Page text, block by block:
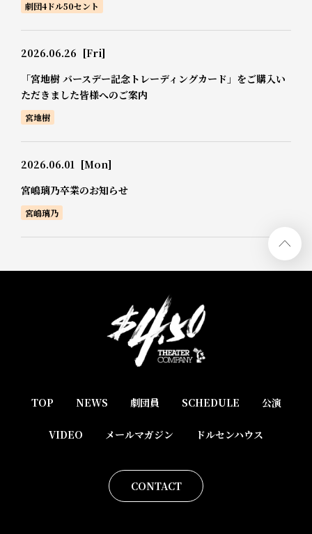
劇団4ドル50セント
2026.06.26 [Fri]
「宮地樹 バースデー記念トレーディングカード」をご購入い
ただきました皆様へのご案内
宮地樹
2026.06.01 [Mon]
宮嶋璃乃卒業のお知らせ
宮嶋璃乃
TOP NEWS 劇団員 SCHEDULE 公演
VIDEO メールマガジン ドルセンハウス
CONTACT